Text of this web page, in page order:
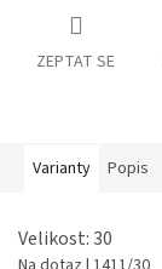
ZEPTAT SE
Varianty Popis
Velikost: 30